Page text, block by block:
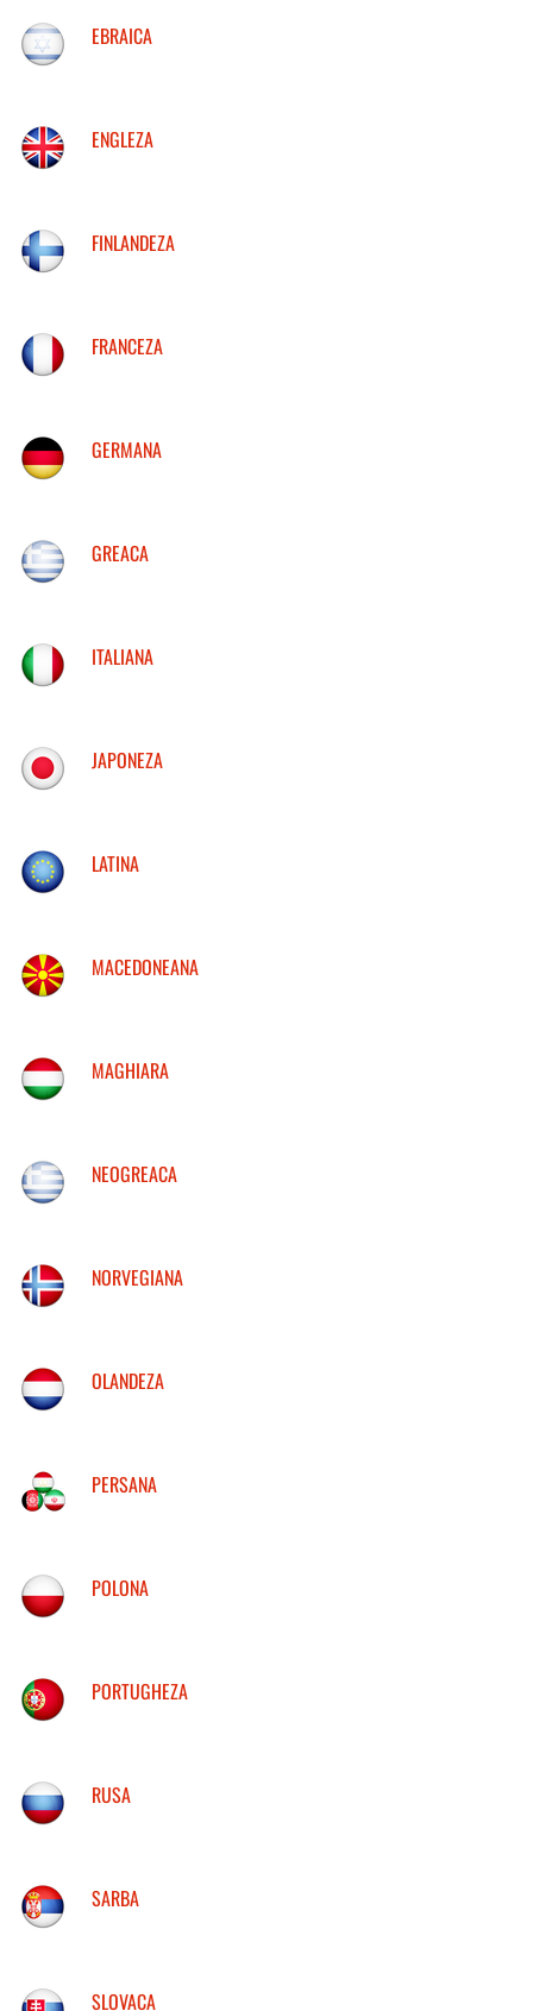
EBRAICA
ENGLEZA
FINLANDEZA
FRANCEZA
GERMANA
GREACA
ITALIANA
JAPONEZA
LATINA
MACEDONEANA
MAGHIARA
NEOGREACA
NORVEGIANA
OLANDEZA
PERSANA
POLONA
PORTUGHEZA
RUSA
SARBA
SLOVACA